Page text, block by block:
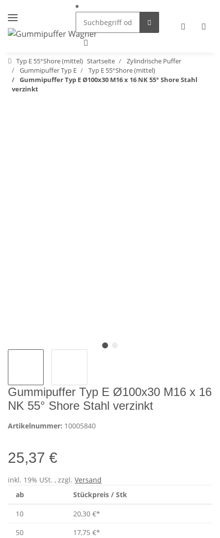
Typ E 55°Shore (mittel) Startseite
Zylindrische Puffer
Gummipuffer Typ E
Typ E 55°Shore (mittel)
Gummipuffer Typ E Ø100x30 M16 x 16 NK 55° Shore Stahl
verzinkt
Gummipuffer Typ E Ø100x30 M16 x 16
NK 55° Shore Stahl verzinkt
Artikelnummer: 10005840
25,37 €
inkl. 19% USt. , zzgl. Versand
ab
Stückpreis / Stk
10 20,30 €*
50
17,75 €*